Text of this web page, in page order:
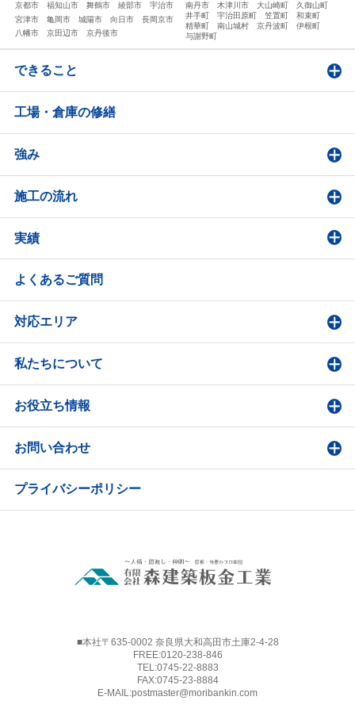
京都市 福知山市 舞鶴市 綾部市
宇治市
宮津市
亀岡市 城陽市 向日市
長岡京市
八幡市
京田辺市 京丹後市
南丹市 木津川市 大山崎町
久御山町
井手町
宇治田原町 笠置町
和束町
精華町
南山城村 京丹波町
伊根町
与謝野町
できること
工場・倉庫の修繕
強み
施工の流れ
実績
よくあるご質問
対応エリア
私たちについて
お役立ち情報
お問い合わせ
プライバシーポリシー
■本社〒635-0002 奈良県大和高田市土庫2-4-28
FREE:0120-238-846
TEL:0745-22-8883
FAX:0745-23-8884
E-MAIL:postmaster@moribankin.com